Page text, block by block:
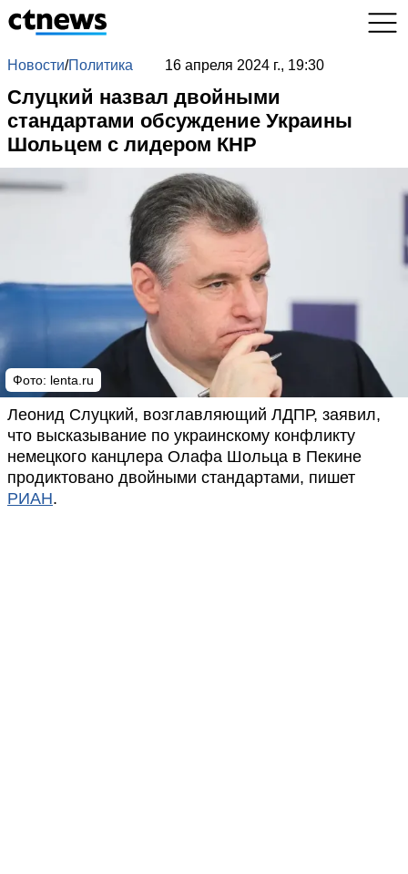
Новости/Политика 16 апреля 2024 г., 19:30
Слуцкий назвал двойными
стандартами обсуждение Украины
Шольцем с лидером КНР
Фото: lenta.ru
Леонид Слуцкий, возглавляющий ЛДПР, заявил,
что высказывание по украинскому конфликту
немецкого канцлера Олафа Шольца в Пекине
продиктовано двойными стандартами, пишет
РИАН.